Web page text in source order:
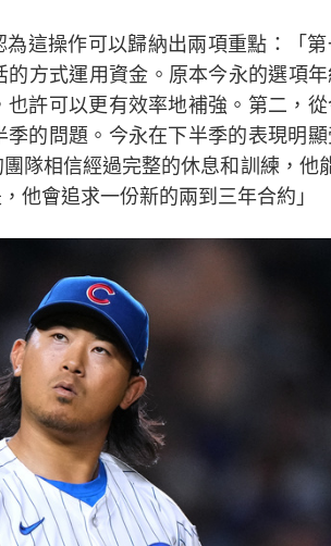
這操作可以歸納出兩項重點：「
方式運用資金。原本今永的選項
許可以更有效率地補強。第二，
的問題。今永在下半季的表現明
隊相信經過完整的休息和訓練，
他會追求一份新的兩到三年合約」